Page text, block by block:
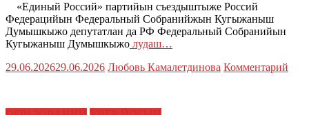
«Единый Россий» партийын съездыштыже Россий
Федерацийын Федеральный Собранийжын Кугыжаныш
Думышкыжо депутатлан да РФ Федеральный Собранийын
Кугыжаныш Думышкыжо лудаш…
29.06.202629.06.2026 Любовь Камалетдинова Комментарий